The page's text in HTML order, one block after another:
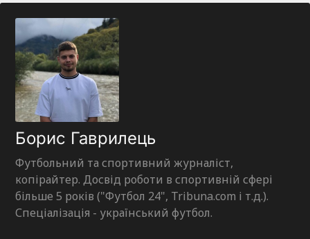
Борис Гаврилець
Футбольний та спортивний журналіст,
копірайтер. Досвід роботи в спортивній сфері
більше 5 років ("Футбол 24", Tribuna.com і т.д.).
Спеціалізація - український футбол.